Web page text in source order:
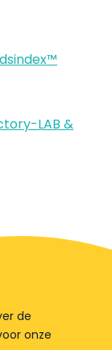
LAB &
de
onze